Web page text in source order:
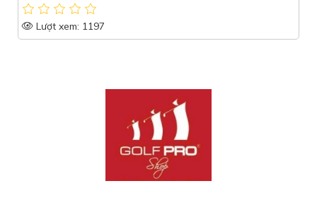
Lượt xem: 1197